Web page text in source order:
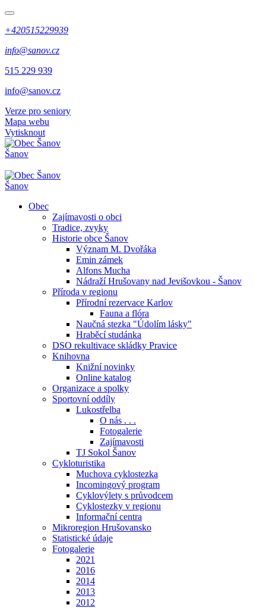
+420515229939
info@sanov.cz
515 229 939
info@sanov.cz
Verze pro seniory
Mapa webu
Vytisknout
Šanov
Šanov
Obec
Zajímavosti o obci
Tradice, zvyky
Historie obce Šanov
Význam M. Dvořáka
Emin zámek
Alfons Mucha
Nádraží Hrušovany nad Jevišovkou - Šanov
Příroda v regionu
Přírodní rezervace Karlov
Fauna a flóra
Naučná stezka "Údolím lásky"
Hraběcí studánka
DSO rekultivace skládky Pravice
Knihovna
Knižní novinky
Online katalog
Organizace a spolky
Sportovní oddíly
Lukostřelba
O nás . . .
Fotogalerie
Zajímavosti
TJ Sokol Šanov
Cykloturistika
Muchova cyklostezka
Incomingový program
Cyklovýlety s průvodcem
Cyklostezky v regionu
Informační centra
Mikroregion Hrušovansko
Statistické údaje
Fotogalerie
2021
2016
2014
2013
2012